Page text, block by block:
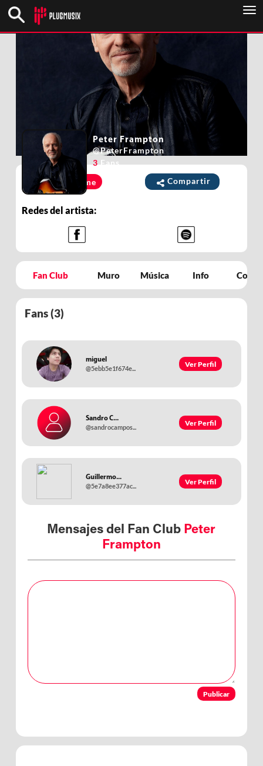
Unirme Compartir
Redes del artista:
Peter Frampton
@PeterFrampton
3 Fans
Fan Club Muro Música Info
Fans (3)
miguel
@5ebb5e1f674e... Ver Perfil
Sandro C...
@sandrocampos... Ver Perfil
Guillermo...
@5e7a8ee377ac... Ver Perfil
Mensajes del Fan Club Peter
Frampton
Publicar